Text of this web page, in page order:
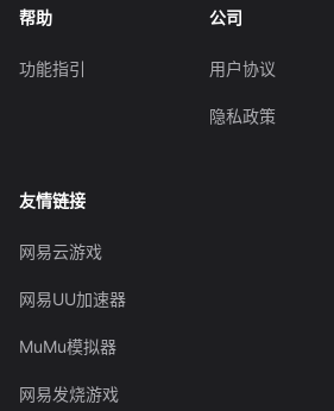
帮助
功能指引
公司
用户协议
隐私政策
友情链接
网易云游戏
网易UU加速器
MuMu模拟器
网易发烧游戏